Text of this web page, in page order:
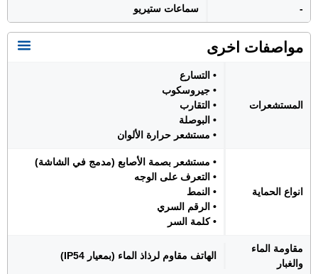
- سماعات ستيريو
مواصفات اخرى
المستشعرات
• التسارع
• جيروسكوب
• التقارب
• البوصلة
• مستشعر حرارة الألوان
انواع الحماية
• مستشعر بصمة الأصابع (مدمج في الشاشة)
• التعرف على الوجه
• النمط
• الرقم السري
• كلمة السر
مقاومة الماء
والغبار
الهاتف مقاوم لرذاذ الماء (بمعيار IP54)